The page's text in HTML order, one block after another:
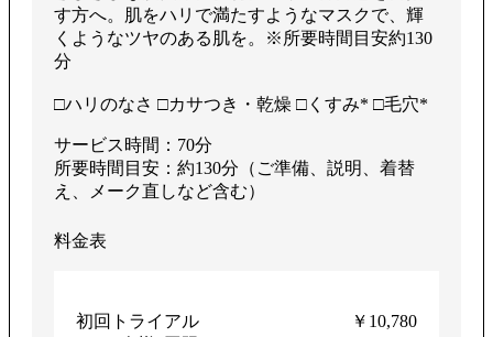
す方へ。肌をハリで満たすようなマスクで、輝
くようなツヤのある肌を。※所要時間目安約130
分
□ハリのなさ □カサつき・乾燥 □くすみ* □毛穴*
サービス時間：70分
所要時間目安：約130分（ご準備、説明、着替
え、メーク直しなど含む）
料金表
初回トライアル
￥10,780